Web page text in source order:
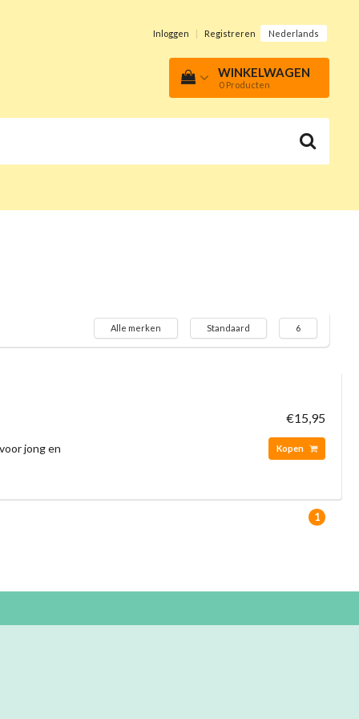
Inloggen | Registreren Nederlands
WINKELWAGEN
0 Producten
Alle merken Standaard 6
jong en
€15,95
Kopen
1